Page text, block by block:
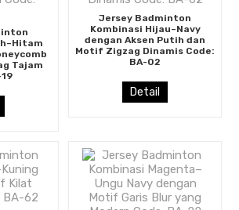
Tajam
Jersey Badminton
Kombinasi Hijau–Navy
dengan Aksen Putih dan
Motif Zigzag Dinamis Code:
BA-02
Detail